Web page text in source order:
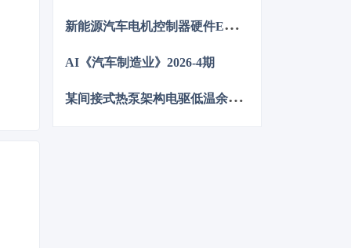
力国产化替代。
新
能源汽车电机控制器硬件EMC源头抑制技术
AI《汽车制造业》2026-4期
某
间接式热泵架构电驱低温余热利用控制方法的仿真优化研究